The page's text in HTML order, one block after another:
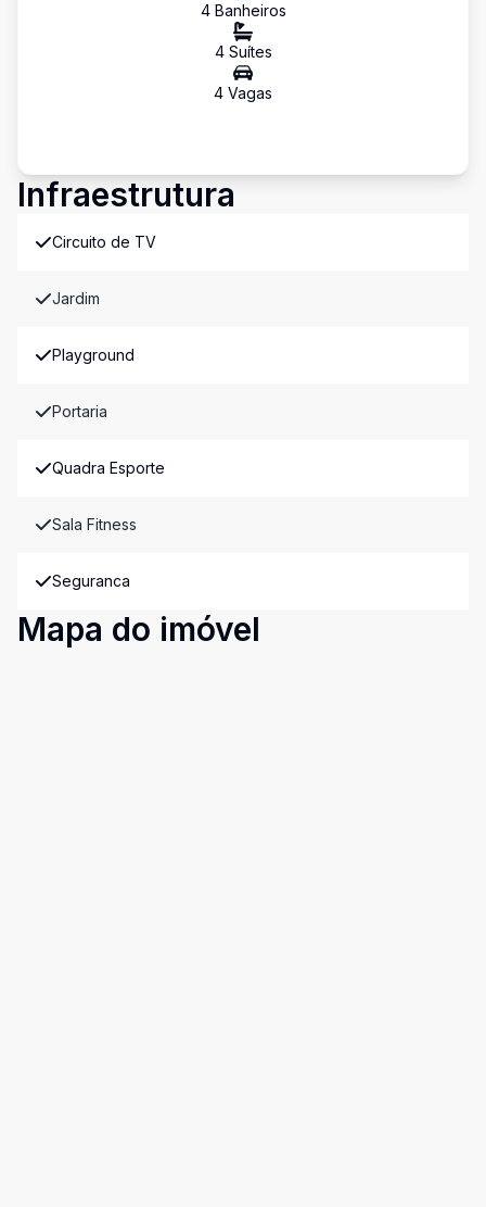
4Banheiros
4Suítes
4 Vagas
Infraestrutura
Circuito de TV
Jardim
Playground
Portaria
Quadra Esporte
Sala Fitness
Seguranca
Mapa do imóvel